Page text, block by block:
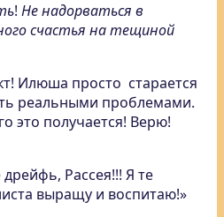
! Не надорваться в
счастья на тещиной
Илюша просто старается
реальными проблемами.
это получается! Верю!
Рассея!!! Я те
выращу и воспитаю!»